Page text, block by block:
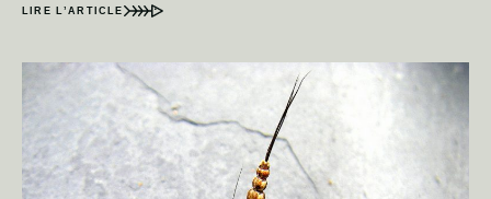
LIRE L’ARTICLE